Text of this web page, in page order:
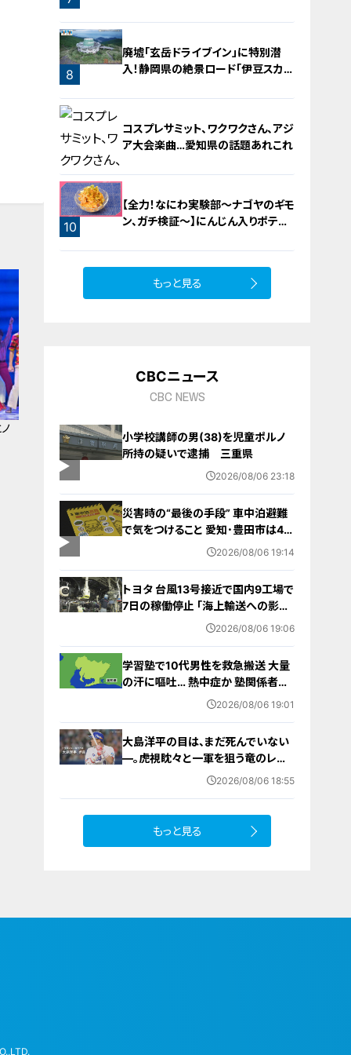
8
廃墟「玄岳ドライブイン」に特別潜
入！静岡県の絶景ロード「伊豆スカイ
コスプレサミット、ワクワクさん、アジ
ア大会楽曲…愛知県の話題あれこれ
10
【全力！なにわ実験部～ナゴヤのギモ
ン、ガチ検証～】にんじん入りポテト
もっと見る
CBCニュース
CBC NEWS
小学校講師の男(38)を児童ポルノ
所持の疑いで逮捕 三重県
2026/08/06 23:18
災害時の“最後の手段” 車中泊避難
で気をつけること 愛知･豊田市は4年
前からマニュアル作成 最悪の場合2026/08/06 19:14
トヨタ 台風13号接近で国内9工場で
7日の稼働停止 ｢海上輸送への影響
を踏まえ判断｣ 夏季連休明けの17日
2026/08/06 19:06
学習塾で10代男性を救急搬送 大量
の汗に嘔吐… 熱中症か 塾関係者が
消防に通報 名古屋 2026/08/06 19:01
大島洋平の目は、まだ死んでいない
―。虎視眈々と一軍を狙う竜のレジ
ェンドが明かした現状とドラゴンズ
2026/08/06 18:55
もっと見る